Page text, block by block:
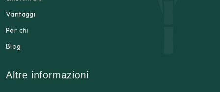
Vantaggi
Per chi
Blog
Altre informazioni